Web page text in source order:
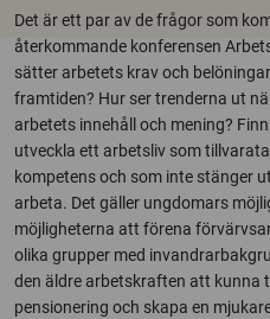
Det är ett par av de frågor som
återkommande konferensen
sätter arbetets krav och
framtiden? Hur ser trenderna ut
arbetets innehåll och mening?
utveckla ett arbetsliv som
kompetens och som inte stänger
arbeta. Det gäller ungdomars
möjligheterna att förena
olika grupper med
den äldre arbetskraften att kunna
pensionering och skapa en